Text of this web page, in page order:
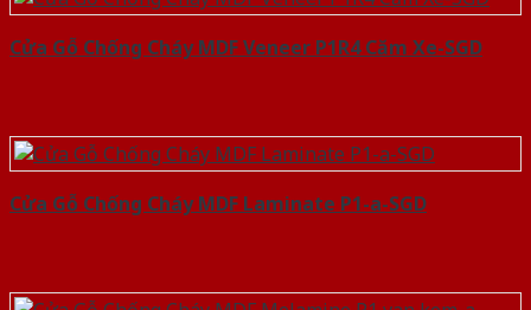
Cửa Gỗ Chống Cháy MDF Veneer P1R4 Căm Xe-SGD
Cửa Gỗ Chống Cháy MDF Laminate P1-a-SGD